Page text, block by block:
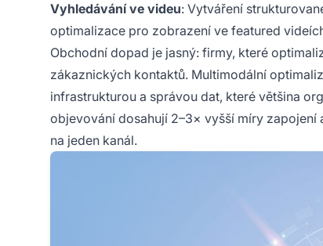
Vyhledávání ve videu: Vytváření
optimalizace pro zobrazení ve featured
Obchodní dopad je jasný: firmy, které
zákaznických kontaktů. Multimodální
infrastrukturou a správou dat, které většina
objevování dosahují 2–3× vyšší míry
na jeden kanál.